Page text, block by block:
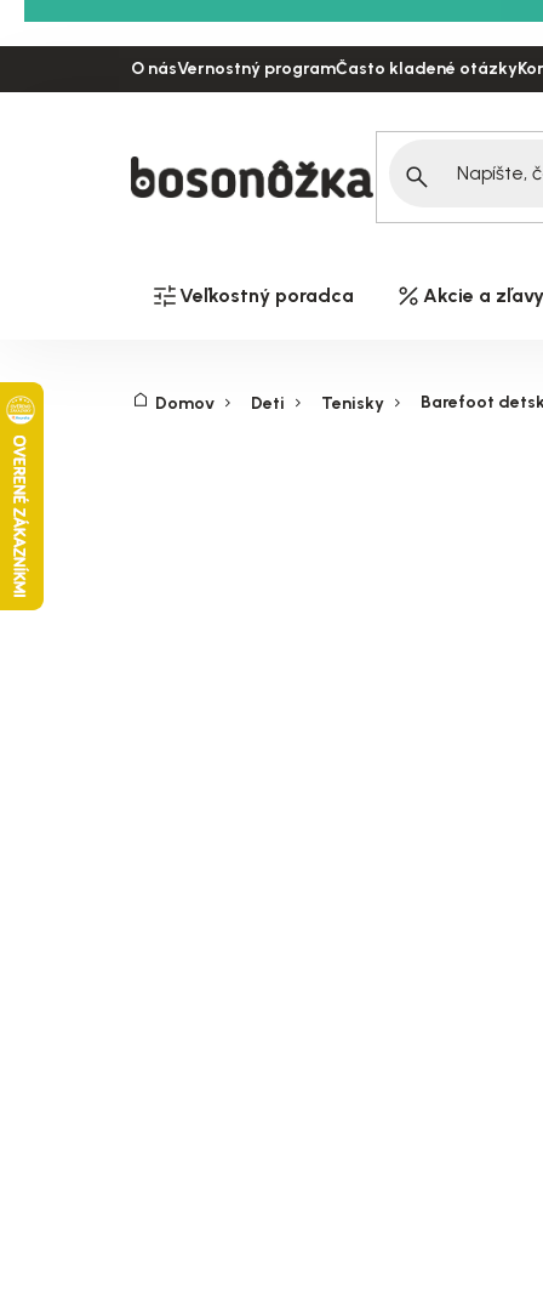
na
O násVernostný programČasto kladené otázky
Veľkostný poradca Akcie a zľavy
Domov Deti Tenisky Barefoot